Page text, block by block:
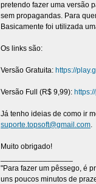
pretendo fazer uma versão
sem propagandas. Para
Basicamente foi utilizada
Os links são:
Versão Gratuita: https://
Versão Full (R$ 9,99):
Já tenho ideias de como ir
suporte.topsoft@gmail.com.
Muito obrigado!
"Para fazer um pêssego, é
uns poucos minutos de